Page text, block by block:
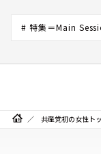
# 特集＝Main
共産党初の女性ト